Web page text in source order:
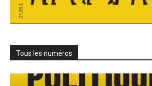
Tous les numéros